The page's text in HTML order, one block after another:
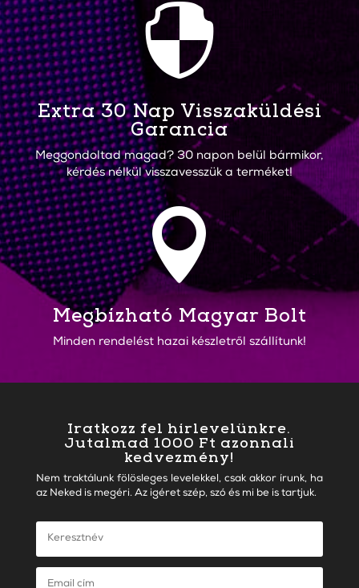

Extra 30 Nap Visszaküldési
Garancia
Meggondoltad magad? 30 napon belül bármikor,
kérdés nélkül visszavesszük a terméket!

Megbízható Magyar Bolt
Minden rendelést hazai készletről szállítunk!
Iratkozz fel hírlevelünkre.
Jutalmad 1000 Ft azonnali
kedvezmény!
Nem traktálunk fölösleges levelekkel, csak akkor írunk, ha
az Neked is megéri. Az igéret szép, szó és mi be is tartjuk.